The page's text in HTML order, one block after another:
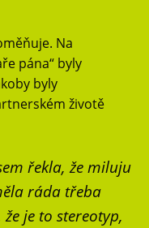
Na
pána“ byly
byly
životě
řekla, že miluju
ráda třeba
je to stereotyp,